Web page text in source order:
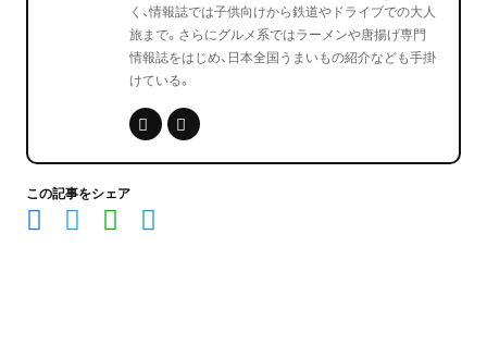
く、情報誌では子供向けから鉄道やドライブでの大人
旅まで。さらにグルメ系ではラーメンや唐揚げ専門
情報誌をはじめ、日本全国うまいもの紹介なども手掛
けている。
この記事をシェア